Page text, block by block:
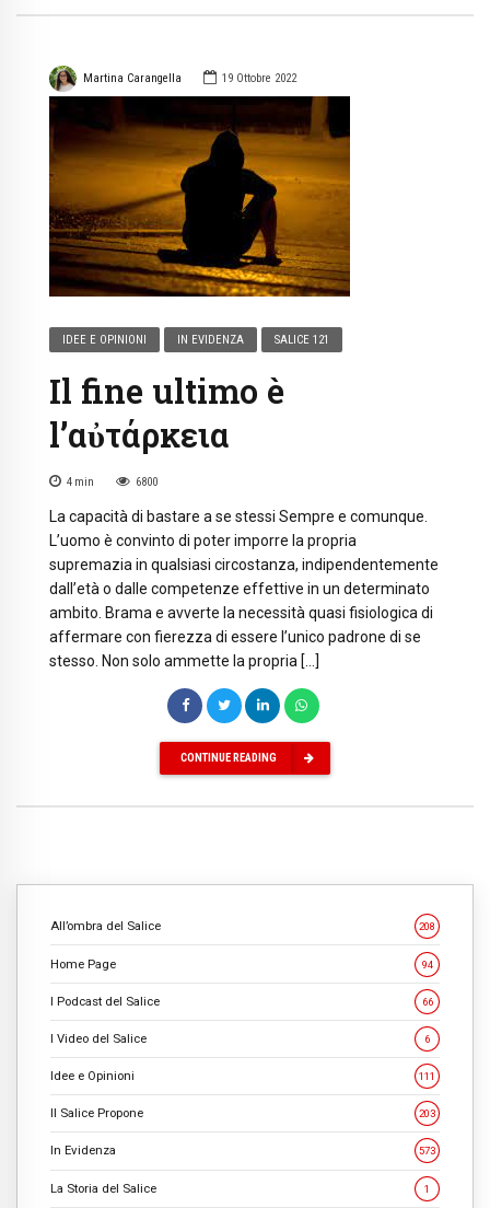
Martina Carangella 19 Ottobre 2022
IDEE E OPINIONI IN EVIDENZA SALICE 121
Il fine ultimo è
l’αὐτάρκεια
4 min 6800
La capacità di bastare a se stessi Sempre e comunque.
L’uomo è convinto di poter imporre la propria
supremazia in qualsiasi circostanza, indipendentemente
dall’età o dalle competenze effettive in un determinato
ambito. Brama e avverte la necessità quasi fisiologica di
affermare con fierezza di essere l’unico padrone di se
stesso. Non solo ammette la propria […]
CONTINUE READING
All’ombra del Salice 208
Home Page 94
I Podcast del Salice 66
I Video del Salice 6
Idee e Opinioni 111
Il Salice Propone 203
In Evidenza 573
La Storia del Salice 1